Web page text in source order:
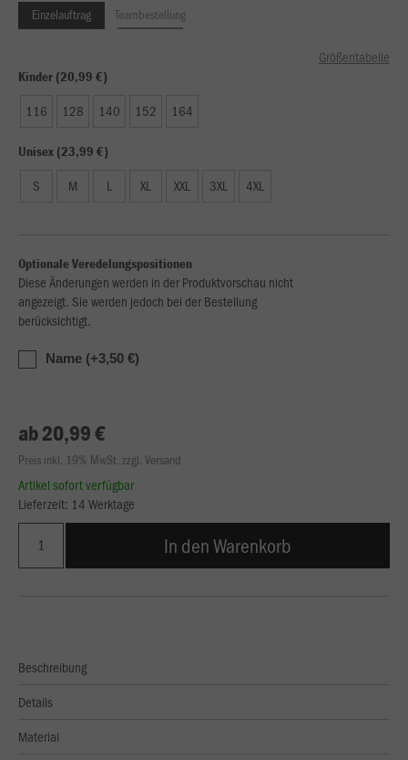
Einzelauftrag Teambestellung
Größentabelle
Kinder (20,99 €)
116 128 140 152 164
Unisex (23,99 €)
S M L XL XXL 3XL 4XL
Optionale Veredelungspositionen
Diese Änderungen werden in der Produktvorschau nicht
angezeigt. Sie werden jedoch bei der Bestellung
berücksichtigt.
Name (+3,50 €)
ab 20,99 €
Preis inkl. 19% MwSt. zzgl. Versand
Artikel sofort verfügbar
Lieferzeit: 14 Werktage
In den Warenkorb
Beschreibung
Details
Material